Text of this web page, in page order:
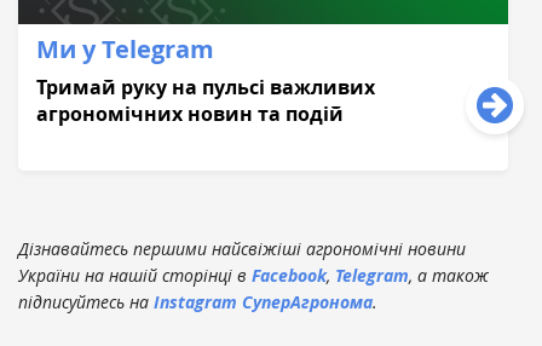
Ми у Telegram
Тримай руку на пульсі важливих
агрономічних новин та подій
Дізнавайтесь першими найсвіжіші агрономічні новини
України на нашій сторінці в Facebook, Telegram, а також
підписуйтесь на Instagram СуперАгронома.